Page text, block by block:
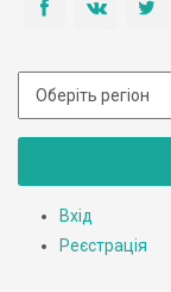
Вхід
Реєстрація